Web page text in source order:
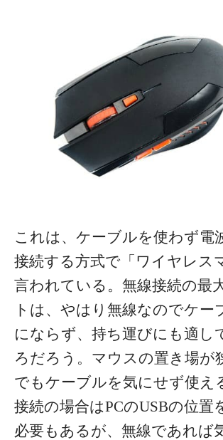
これは、ケーブルを使わず電
接続する方式で「ワイヤレス
言われている。無線接続の最
トは、やはり無線なのでケー
にならず、持ち運びにも適し
ろだろう。マウスの置き場が
でもケーブルを気にせず使え
接続の場合はPCのUSBの位置
必要もあるが、無線であれば